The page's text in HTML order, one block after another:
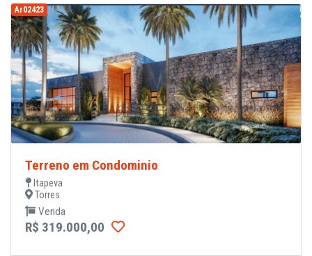
Ar02423
Terreno em Condominio
Itapeva
Torres
Venda
R$ 319.000,00